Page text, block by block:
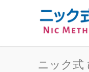
ニック式